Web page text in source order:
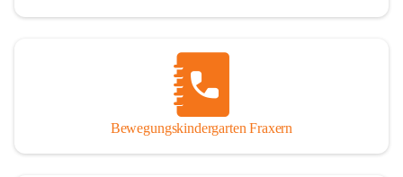
Bewegungskindergarten Fraxern